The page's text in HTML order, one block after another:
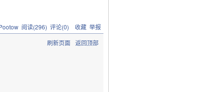
阅读(296) 评论(0) 收藏 举报
刷新页面
返回顶部